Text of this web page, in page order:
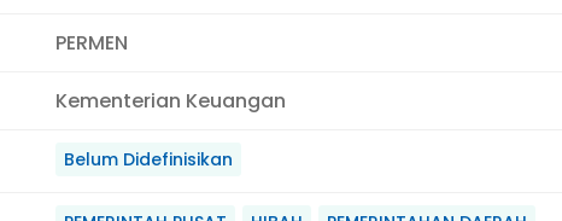
PERMEN
Kementerian Keuangan
Belum Didefinisikan